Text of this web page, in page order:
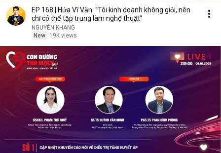
EP 168 | Hứa Vĩ Văn: “Tôi kinh doanh không giỏi, nên
chỉ có thể tập trung làm nghệ thuật”
NGUYÊN KHANG
New
19K views